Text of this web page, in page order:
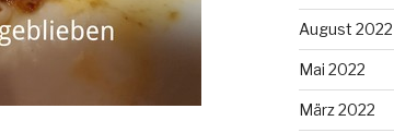
August 2022
Mai 2022
März 2022